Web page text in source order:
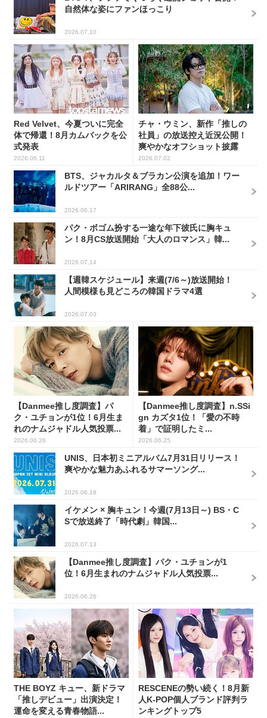
自然体な姿にファンほっこり
2026.07.10
Red Velvet、今夏ついに完全
体で帰還！8月カムバックを公
式発表
2026.06.11
チャ・ウミン、新作「推しの
社員」の放送控え近況公開！
爽やかなオフショット披露
2026.07.02
BTS、ジャカルタ＆ブラカン公演を追加！ワー
ルドツアー「ARIRANG」全88公...
2026.06.17
パク・ボゴム扮する一途な年下彼氏に胸キュ
ン！8月CS放送開始「大人のロマンス」韓...
2026.07.14
【週韓スケジュール】来週(7/6～)放送開始！
人間模様も見どころの韓国ドラマ4選
2026.07.03
【Danmee推し度調査】パ
ク・ユチョンが1位！6月生ま
れのナムジャドル人気投票...
2026.06.26
【Danmee推し度調査】n.SSi
gn カズタ1位！「愛の不時
着」で証明したミ...
2026.06.25
UNIS、日本初ミニアルバム7月31日リリース！
爽やかな魅力あふれるサマーソング...
2026.06.18
イケメン × 胸キュン！今週(7月13日～) BS・C
Sで放送終了「時代劇」韓国...
2026.07.13
【Danmee推し度調査】パク・ユチョンが1
位！6月生まれのナムジャドル人気投票...
2026.06.26
THE BOYZ キュー、新ドラマ
「推しデビュー」出演決定！
運命を変える青春物語...
RESCENEの勢い続く！8月新
人K-POP個人ブランド評判ラ
ンキングトップ5